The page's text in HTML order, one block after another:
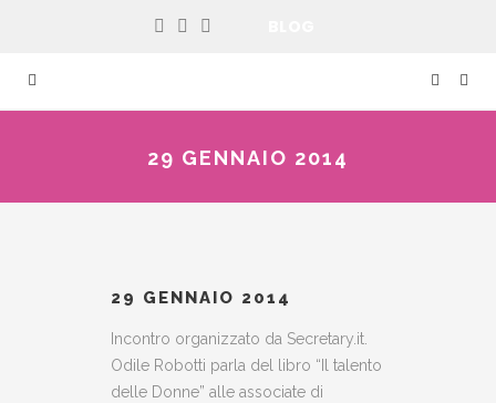
29 GENNAIO 2014
29 GENNAIO 2014
Incontro organizzato da Secretary.it.
Odile Robotti parla del libro “Il talento
delle Donne” alle associate di